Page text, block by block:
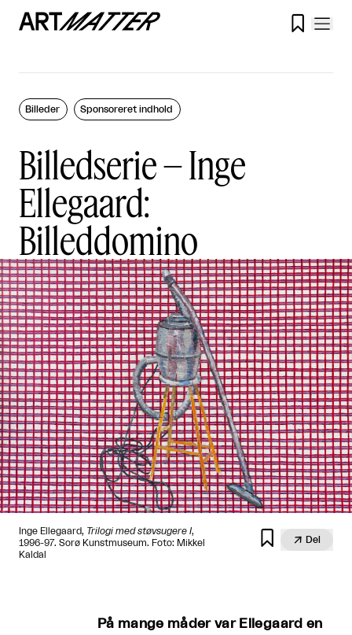

Billedserie – Inge
Ellegaard:
Billeddomino
Billeder Sponsoreret indhold
Inge Ellegaard, Trilogi med støvsugere I,
1996-97. Sorø Kunstmuseum. Foto: Mikkel
Kaldal
  Del
På mange måder var Ellegaard en